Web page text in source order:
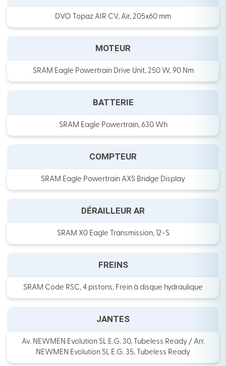
DVO Topaz AIR CV, Air, 205x60 mm
MOTEUR
SRAM Eagle Powertrain Drive Unit, 250 W, 90 Nm
BATTERIE
SRAM Eagle Powertrain, 630 Wh
COMPTEUR
SRAM Eagle Powertrain AXS Bridge Display
DÉRAILLEUR AR
SRAM X0 Eagle Transmission, 12-S
FREINS
SRAM Code RSC, 4 pistons, Frein à disque hydraulique
JANTES
Av. NEWMEN Evolution SL E.G. 30, Tubeless Ready / Arr.
NEWMEN Evolution SL E.G. 35, Tubeless Ready